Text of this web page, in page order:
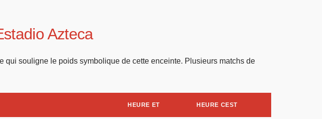
Azteca
qui souligne le poids symbolique de cette enceinte. Plusieurs matchs de
HEURE ET HEURE CEST